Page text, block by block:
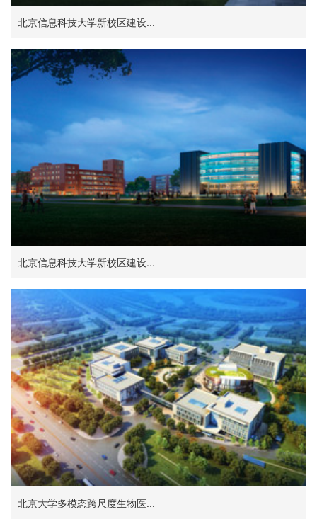
北京信息科技大学新校区建设...
北京信息科技大学新校区建设...
北京大学多模态跨尺度生物医...